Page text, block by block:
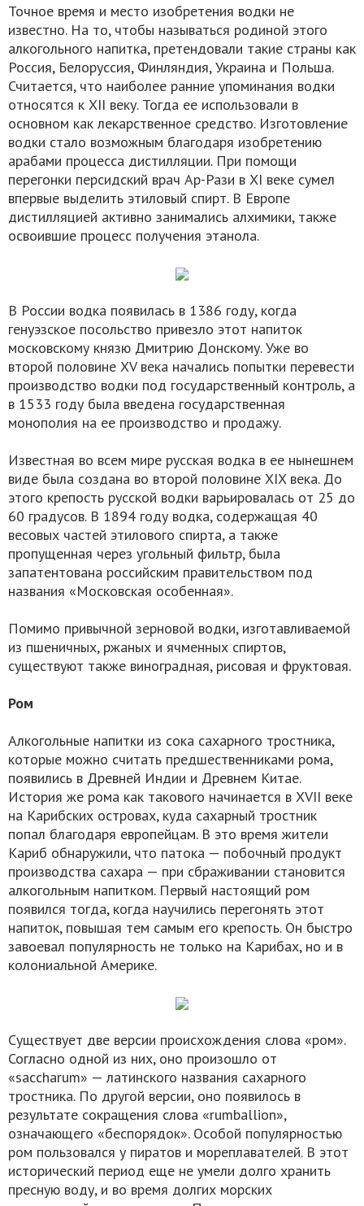
Точное время и место изобретения водки не
известно. На то, чтобы называться родиной этого
алкогольного напитка, претендовали такие страны как
Россия, Белоруссия, Финляндия, Украина и Польша.
Считается, что наиболее ранние упоминания водки
относятся к XII веку. Тогда ее использовали в
основном как лекарственное средство. Изготовление
водки стало возможным благодаря изобретению
арабами процесса дистилляции. При помощи
перегонки персидский врач Ар-Рази в XI веке сумел
впервые выделить этиловый спирт. В Европе
дистилляцией активно занимались алхимики, также
освоившие процесс получения этанола.
В России водка появилась в 1386 году, когда
генуэзское посольство привезло этот напиток
московскому князю Дмитрию Донскому. Уже во
второй половине XV века начались попытки перевести
производство водки под государственный контроль, а
в 1533 году была введена государственная
монополия на ее производство и продажу.
Известная во всем мире русская водка в ее нынешнем
виде была создана во второй половине XIX века. До
этого крепость русской водки варьировалась от 25 до
60 градусов. В 1894 году водка, содержащая 40
весовых частей этилового спирта, а также
пропущенная через угольный фильтр, была
запатентована российским правительством под
названия «Московская особенная».
Помимо привычной зерновой водки, изготавливаемой
из пшеничных, ржаных и ячменных спиртов,
существуют также виноградная, рисовая и фруктовая.
Ром
Алкогольные напитки из сока сахарного тростника,
которые можно считать предшественниками рома,
появились в Древней Индии и Древнем Китае.
История же рома как такового начинается в XVII веке
на Карибских островах, куда сахарный тростник
попал благодаря европейцам. В это время жители
Кариб обнаружили, что патока — побочный продукт
производства сахара — при сбраживании становится
алкогольным напитком. Первый настоящий ром
появился тогда, когда научились перегонять этот
напиток, повышая тем самым его крепость. Он быстро
завоевал популярность не только на Карибах, но и в
колониальной Америке.
Существует две версии происхождения слова «ром».
Согласно одной из них, оно произошло от
«saccharum» — латинского названия сахарного
тростника. По другой версии, оно появилось в
результате сокращения слова «rumballion»,
означающего «беспорядок». Особой популярностью
ром пользовался у пиратов и мореплавателей. В этот
исторический период еще не умели долго хранить
пресную воду, и во время долгих морских